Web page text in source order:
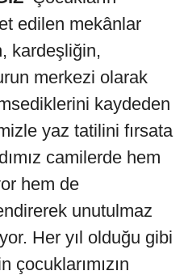
edilen mekânlar
kardeşliğin,
merkezi olarak
kaydeden
yaz tatilini fırsata
camilerde hem
hem de
unutulmaz
Her yıl olduğu gibi
çocuklarımızın